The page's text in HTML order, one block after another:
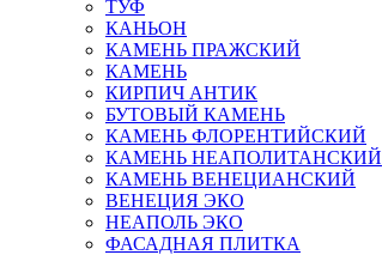
ТУФ
КАНЬОН
КАМЕНЬ ПРАЖСКИЙ
КАМЕНЬ
КИРПИЧ АНТИК
БУТОВЫЙ КАМЕНЬ
КАМЕНЬ ФЛОРЕНТИЙСКИЙ
КАМЕНЬ НЕАПОЛИТАНСКИЙ
КАМЕНЬ ВЕНЕЦИАНСКИЙ
ВЕНЕЦИЯ ЭКО
НЕАПОЛЬ ЭКО
ФАСАДНАЯ ПЛИТКА